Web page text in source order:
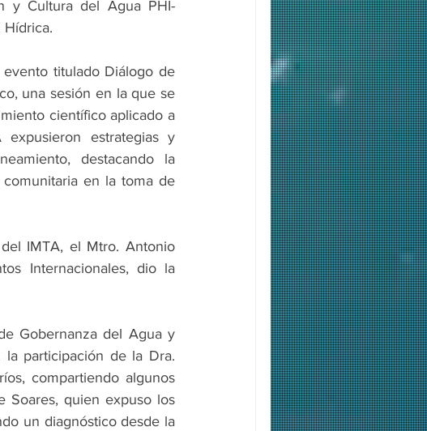
y Cultura del Agua PHI-
Hídrica.
titulado Diálogo de
una sesión en la que se
científico aplicado a
estrategias y
destacando la
en la toma de
IMTA, el Mtro. Antonio
Internacionales, dio la
Gobernanza del Agua y
participación de la Dra.
compartiendo algunos
Soares, quien expuso los
un diagnóstico desde la